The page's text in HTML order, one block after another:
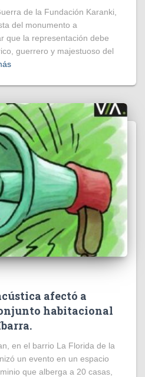
de la Fundación Karanki,
del monumento a
que la representación debe
guerrero y majestuoso del
afectó a
habitacional
en el barrio La Florida de la
un evento en un espacio
que alberga a 20 casas,